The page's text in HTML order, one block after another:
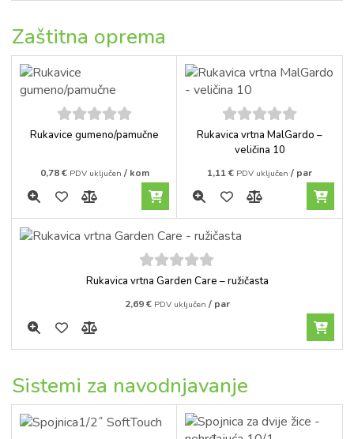
Zaštitna oprema
5out of
Rukavice gumeno/pamučne
0,78€ PDV uključen / kom
5out of
Rukavica vrtna MalGardo –
veličina 10
1,11€ PDV uključen / par
5out of
Rukavica vrtna Garden Care – ružičasta
2,69€ PDV uključen / par
Sistemi za navodnjavanje